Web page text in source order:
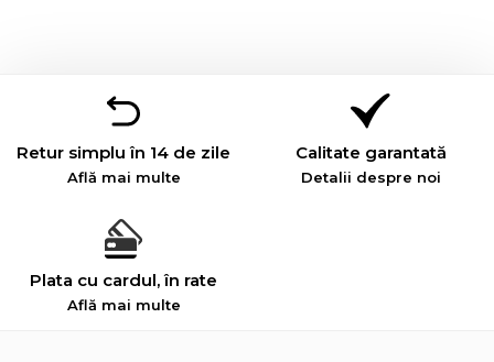
Retur simplu în 14 de zile
Află mai multe
Calitate garantată
Detalii despre noi
Plata cu cardul, în rate
Află mai multe